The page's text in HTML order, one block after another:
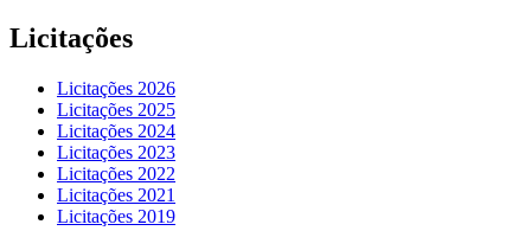
Licitações
Licitações 2026
Licitações 2025
Licitações 2024
Licitações 2023
Licitações 2022
Licitações 2021
Licitações 2019